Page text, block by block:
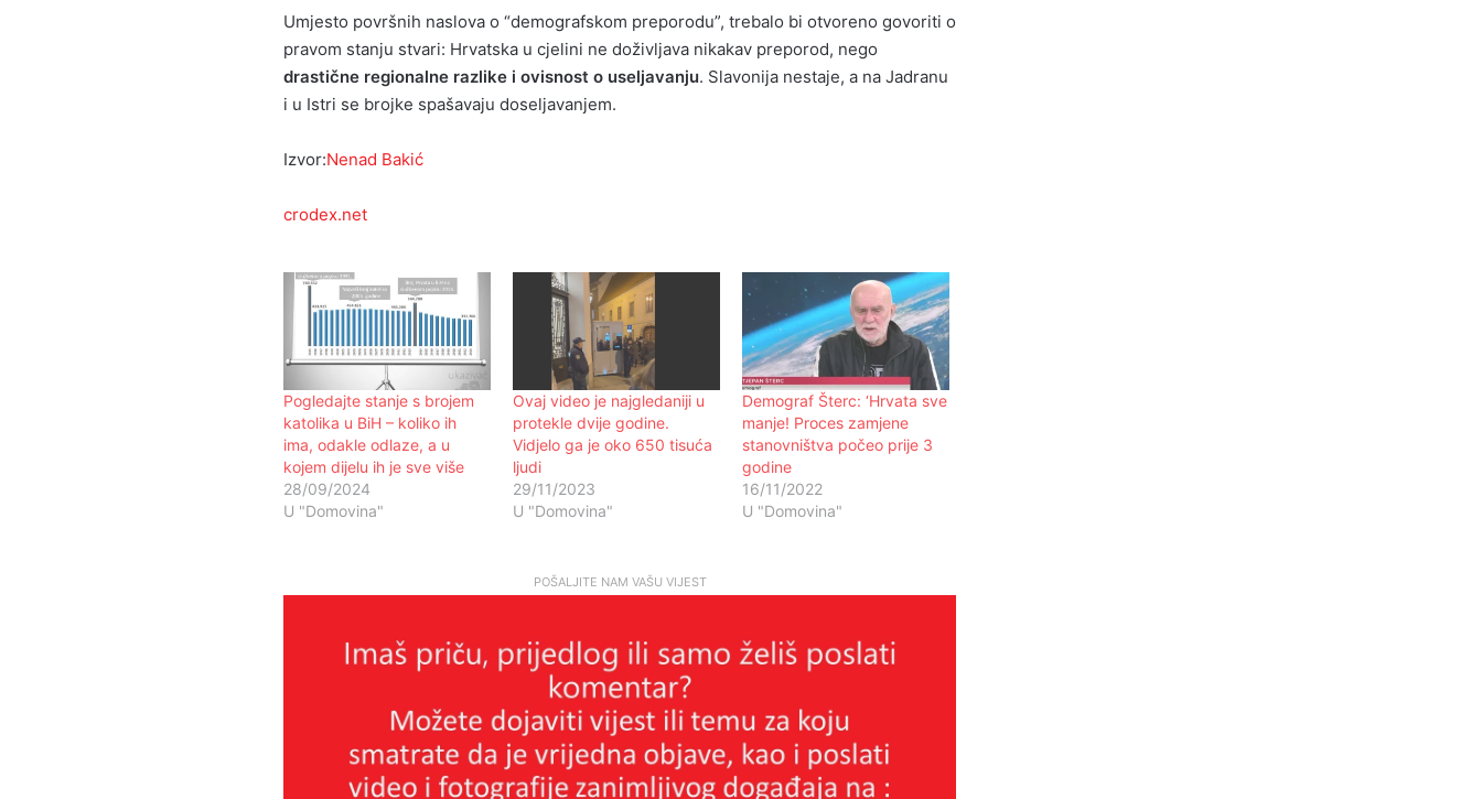
Umjesto površnih naslova o “demografskom preporodu”, trebalo bi otvoreno govoriti o
pravom stanju stvari: Hrvatska u cjelini ne doživljava nikakav preporod, nego
drastične regionalne razlike i ovisnost o useljavanju. Slavonija nestaje, a na Jadranu
i u Istri se brojke spašavaju doseljavanjem.
Izvor:Nenad Bakić
crodex.net
Pogledajte stanje s brojem
katolika u BiH – koliko ih
ima, odakle odlaze, a u
kojem dijelu ih je sve više
28/09/2024
U "Domovina"
Ovaj video je najgledaniji u
protekle dvije godine.
Vidjelo ga je oko 650 tisuća
ljudi
29/11/2023
U "Domovina"
Demograf Šterc: ‘Hrvata sve
manje! Proces zamjene
stanovništva počeo prije 3
godine
16/11/2022
U "Domovina"
POŠALJITE NAM VAŠU VIJESTDAN ŽELJKOVE I DENISOVE
POVIJESTI
25 GODINA OD TENKOVSKOG
UPADA U HERCEGOVAČKU
BANKU I POČETKA
DEKONSTITUIRANJA HRVATA
HERCEG-BOSNE !!
Autizam se gotovo utrostručio kod